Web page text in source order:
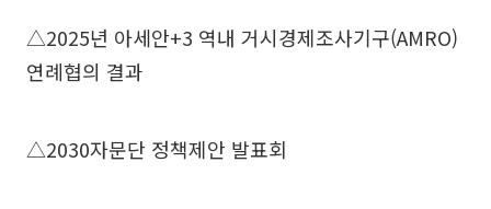
△2025년 아세안+3 역내 거시경제조사기구(AMRO)
연례협의 결과
△2030자문단 정책제안 발표회